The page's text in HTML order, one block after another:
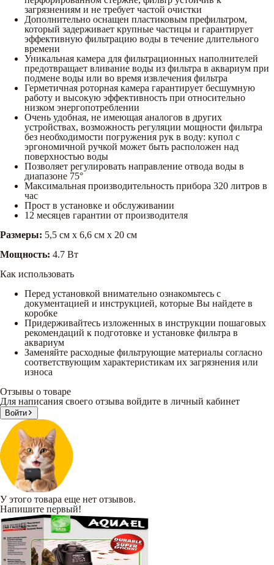
загрязнениям и не требует частой очистки
Дополнительно оснащен пластиковым префильтром,
который задерживает крупные частицы и гарантирует
эффективную фильтрацию воды в течение длительного
времени
Уникальная камера для фильтрационных наполнителей
предотвращает вливание воды из фильтра в аквариум при
подмене воды или во время извлечения фильтра
Герметичная роторная камера гарантирует бесшумную
работу и высокую эффективность при относительно
низком энергопотреблении
Очень удобная, не имеющая аналогов в других
устройствах, возможность регуляции мощности фильтра
без необходимости погружения рук в воду: купол с
эргономичной ручкой может быть расположен над
поверхностью воды
Позволяет регулировать направление отвода воды в
диапазоне 75°
Максимальная производительность прибора 320 литров в
час
Прост в установке и обслуживании
12 месяцев гарантии от производителя
Размеры: 5,5 см х 6,6 см х 20 см
Мощность: 4.7 Вт
Как использовать
Перед установкой внимательно ознакомьтесь с
документацией и инструкцией, которые Вы найдете в
коробке
Придерживайтесь изложенных в инструкции пошаговых
рекомендаций к подготовке и установке фильтра в
аквариум
Заменяйте расходные фильтрующие материалы согласно
соответствующим характеристикам их загрязнения или
износа
Отзывы о товаре
Для написания своего отзыва войдите в личный кабинет
Войти
У этого товара еще нет отзывов.
Напишите первый!